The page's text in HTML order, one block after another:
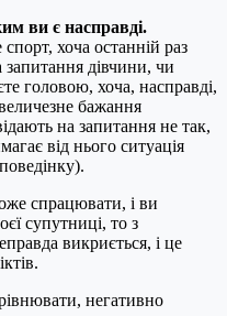
ви є насправді.
хоча останній раз
дівчини, чи
головою, хоча, насправді,
бажання
на запитання не так,
від нього ситуація
спрацювати, і ви
супутниці, то з
викриється, і це
негативно